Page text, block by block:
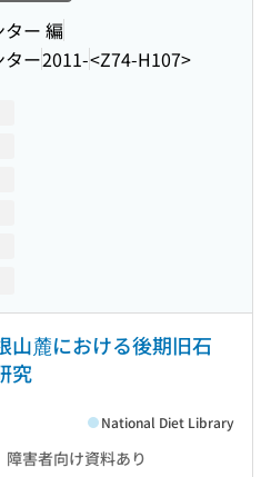
ー 編
ー2011-<Z74-H107>
山麓における後期旧石
究
障害者向け資料あり
National Diet Library